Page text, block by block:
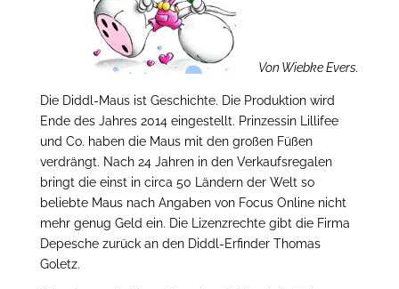
Von Wiebke Evers.
Die Diddl-Maus ist Geschichte. Die Produktion wird
Ende des Jahres 2014 eingestellt. Prinzessin Lillifee
und Co. haben die Maus mit den großen Füßen
verdrängt. Nach 24 Jahren in den Verkaufsregalen
bringt die einst in circa 50 Ländern der Welt so
beliebte Maus nach Angaben von Focus Online nicht
mehr genug Geld ein. Die Lizenzrechte gibt die Firma
Depesche zurück an den Diddl-Erfinder Thomas
Goletz.